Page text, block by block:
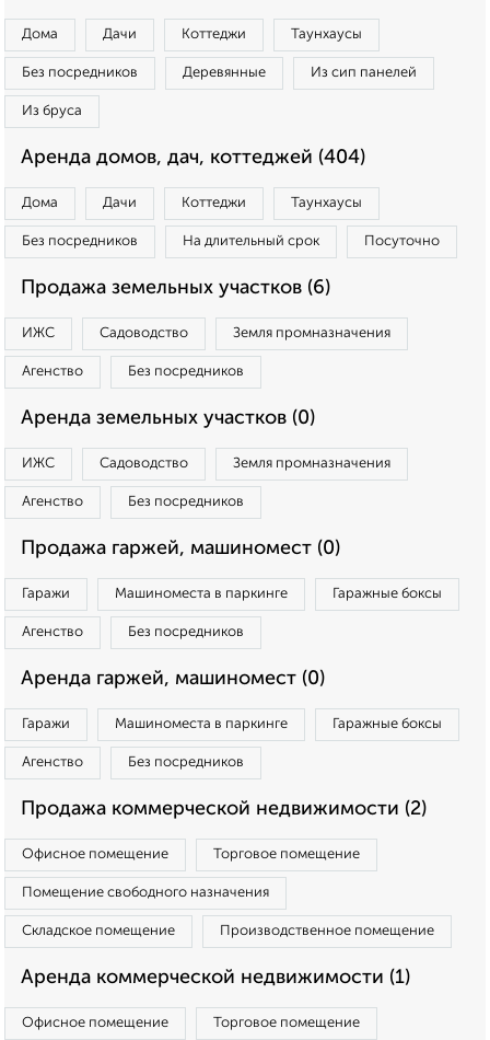
Дома Дачи Коттеджи Таунхаусы
Без посредников Деревянные Из сип панелей
Из бруса
Аренда домов, дач, коттеджей (404)
Дома Дачи Коттеджи Таунхаусы
Без посредников На длительный срок Посуточно
Продажа земельных участков (6)
ИЖС Садоводство Земля промназначения
Агенство Без посредников
Аренда земельных участков (0)
ИЖС Садоводство Земля промназначения
Агенство Без посредников
Продажа гаржей, машиномест (0)
Гаражи Машиноместа в паркинге Гаражные боксы
Агенство Без посредников
Аренда гаржей, машиномест (0)
Гаражи Машиноместа в паркинге Гаражные боксы
Агенство Без посредников
Продажа коммерческой недвижимости (2)
Офисное помещение Торговое помещение
Помещение свободного назначения
Складское помещение Производственное помещение
Аренда коммерческой недвижимости (1)
Офисное помещение Торговое помещение